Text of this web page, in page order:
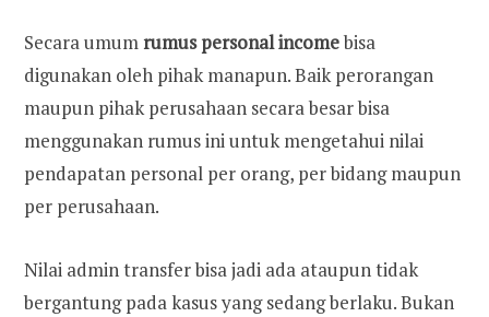
Secara umum rumus personal incomebisa
digunakan oleh pihak manapun. Baik perorangan
maupun pihak perusahaan secara besar bisa
menggunakan rumus ini untuk mengetahui nilai
pendapatan personal per orang, per bidang maupun
per perusahaan.
Nilai admin transfer bisa jadi ada ataupun tidak
bergantung pada kasus yang sedang berlaku. Bukan